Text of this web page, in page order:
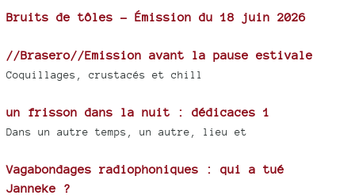
Bruits de tôles - Émission du 18 juin 2026
//Brasero//Emission avant la pause estivale
Coquillages, crustacés et chill
un frisson dans la nuit : dédicaces 1
Dans un autre temps, un autre, lieu et
Vagabondages radiophoniques : qui a tué
Janneke ?